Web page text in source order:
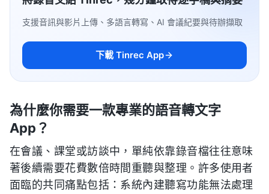
支援音訊與影片上傳、多語言轉寫、AI 會議紀要與待辦擷取
下載 Tinrec App
為什麼你需要一款專業的語音轉文字
App？
在會議、課堂或訪談中，單純依靠錄音檔往往意味
著後續需要花費數倍時間重聽與整理。許多使用者
面臨的共同痛點包括：系統內建聽寫功能無法處理